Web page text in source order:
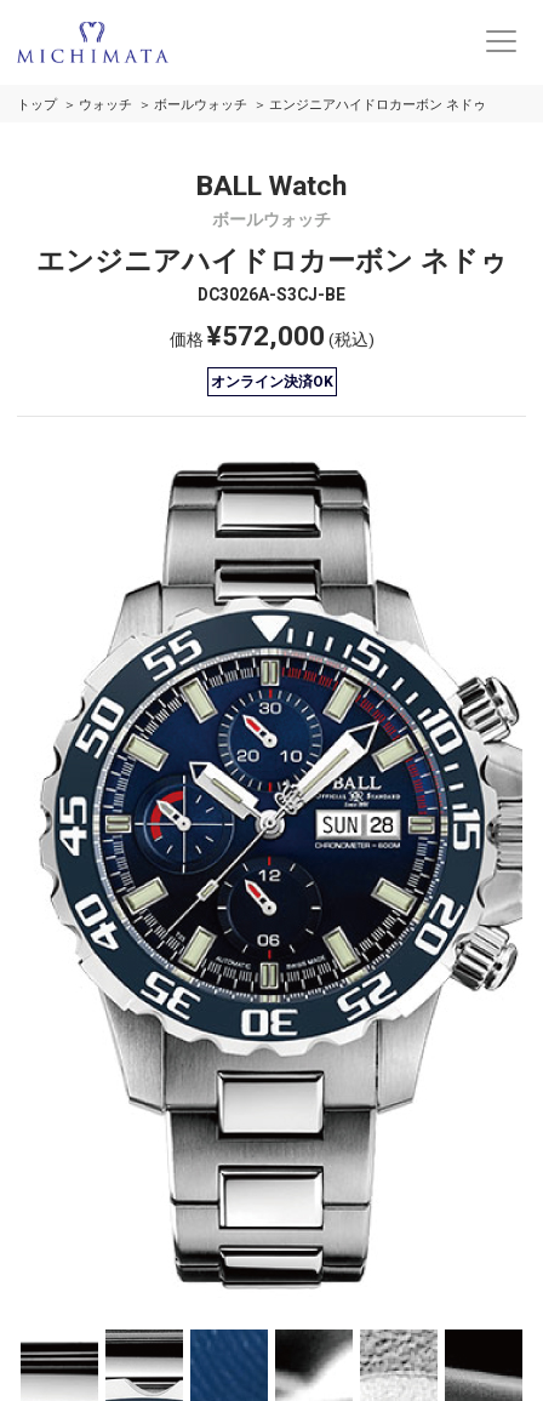
トップ ウォッチ ボールウォッチ エンジニアハイドロカーボン ネドゥ
BALL Watch
ボールウォッチ
エンジニアハイドロカーボン ネドゥ
DC3026A-S3CJ-BE
価格¥572,000 (税込)
オンライン決済OK